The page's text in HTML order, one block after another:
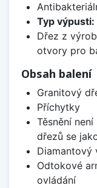
Typ výpusti:
Dřez z
otvory pro
Obsah balení
Granitový
Příchytky
Těsnění
dřezů se
Diamantový
Odtokové
ovládání